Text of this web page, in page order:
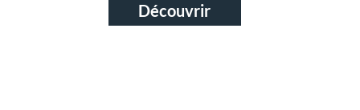
Découvrir